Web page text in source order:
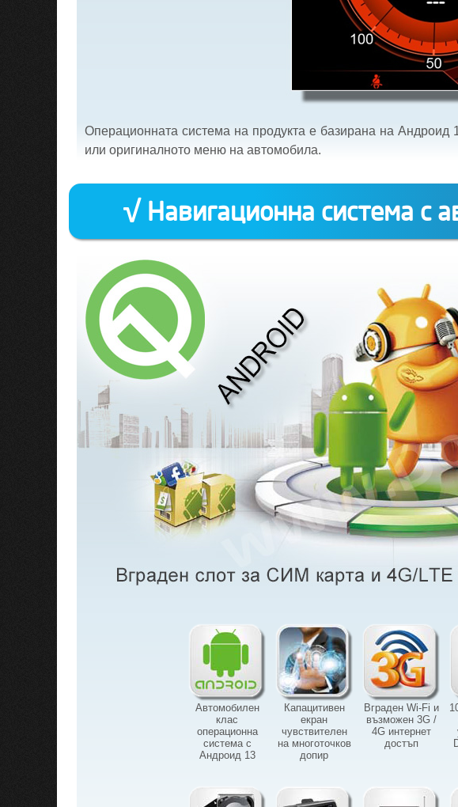
Операционната система на продукта е базирана на
или оригиналното меню на автомобила.
√ Навигационна система с
Автомобилен
клас
операционна
система с
Андроид 13
Капацитивен
екран
чувствителен
на многоточков
допир
Вграден Wi-Fi и
възможен 3G /
4G интернет
достъп